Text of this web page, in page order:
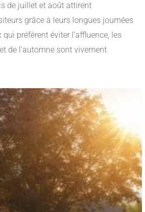
de juillet et août attirent
grâce à leurs longues journées
préfèrent éviter l’affluence, les
de l’automne sont vivement